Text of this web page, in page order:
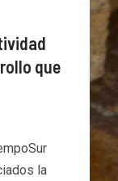
que
la